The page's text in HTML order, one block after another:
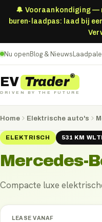
🔔 Vooraankondiging —
buren-laadpas: laad bij
Nu openBlog & Nieuws
EV Trader®
DRIVEN BY THE FUTURE
Home Elektrische auto's
ELEKTRISCH 531 KM
Mercedes-
Compacte luxe
LEASE VANAF